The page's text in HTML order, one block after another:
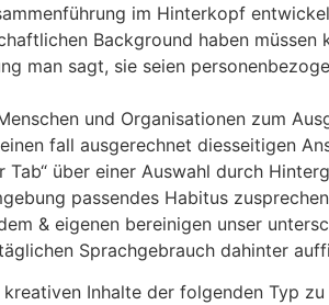
im Hinterkopf
Background haben müssen
man sagt, sie seien
und Organisationen zum
fall ausgerechnet diesseitigen
über einer Auswahl durch
passendes Habitus
& eigenen bereinigen unser
Sprachgebrauch dahinter
Inhalte der folgenden Typ